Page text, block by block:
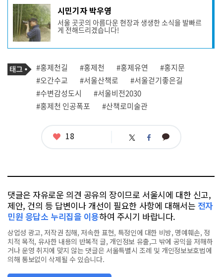
기
사
작
성
자
프
필
시민기자 박우영
서울 곳곳의 아름다운 현장과 생생한 소식을 발빠르
게 전해드리겠습니다!
기
사
관
련
태
그
태
그
#홍제천길 #홍제천 #홍제유연
#홍지문
#오간수교
#서울산책로
#서울걷기좋은길
#수변감성도시
#서울비전2030
#홍제천 인공폭포
#산책로미술관
좋
18 트 페 카
댓글은 자유로운 의견 공유의 장이므로 서울시에 대한 신고,
제안, 건의 등 답변이나 개선이 필요한 사항에 대해서는 전자
민원 응답소 누리집을 이용하여 주시기 바랍니다.
상업성 광고, 저작권 침해, 저속한 표현, 특정인에 대한 비방, 명예훼손, 정
치적 목적, 유사한 내용의 반복적 글, 개인정보 유출,그 밖에 공익을 저해하
거나 운영 취지에 맞지 않는 댓글은 서울특별시 조례 및 개인정보보호법에
의해 통보없이 삭제될 수 있습니다.